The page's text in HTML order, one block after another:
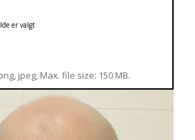
jpeg, Max. file size: 150 MB.